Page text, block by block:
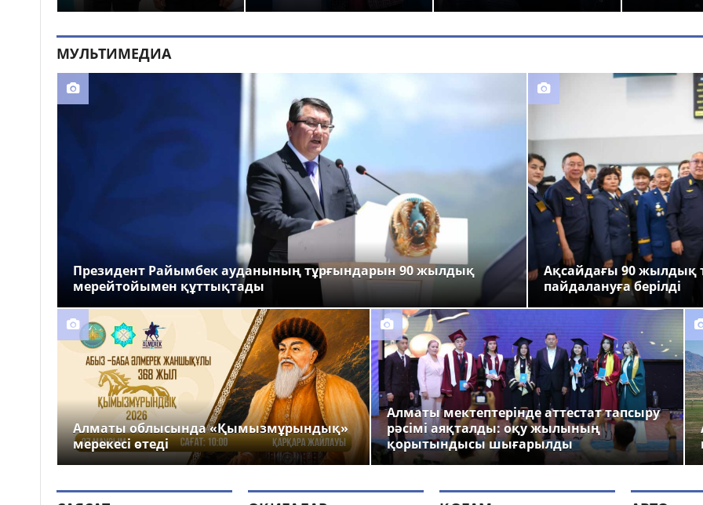
МУЛЬТИМЕДИА
Президент Райымбек ауданының тұрғындарын 90 жылдық
мерейтойымен құттықтады
Ақсайдағы 90 жылдық
пайдалануға берілді
Алматы облысында «Қымызмұрындық»
мерекесі өтеді
Алматы мектептерінде аттестат тапсыру
рәсімі аяқталды: оқу жылының
қорытындысы шығарылды